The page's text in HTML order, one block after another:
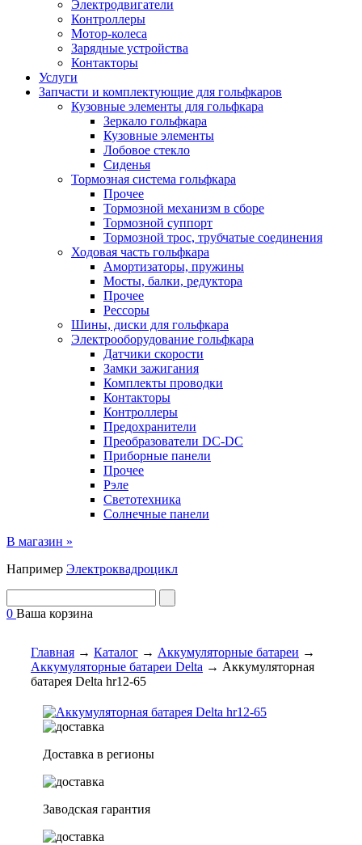
Электродвигатели
Контроллеры
Мотор-колеса
Зарядные устройства
Контакторы
Услуги
Запчасти и комплектующие для гольфкаров
Кузовные элементы для гольфкара
Зеркало гольфкара
Кузовные элементы
Лобовое стекло
Сиденья
Тормозная система гольфкара
Прочее
Тормозной механизм в сборе
Тормозной суппорт
Тормозной трос, трубчатые соединения
Ходовая часть гольфкара
Амортизаторы, пружины
Мосты, балки, редуктора
Прочее
Рессоры
Шины, диски для гольфкара
Электрооборудование гольфкара
Датчики скорости
Замки зажигания
Комплекты проводки
Контакторы
Контроллеры
Предохранители
Преобразователи DC-DC
Приборные панели
Прочее
Рэле
Светотехника
Солнечные панели
В магазин »
Например Электроквадроцикл
0 Ваша корзина
Главная → Каталог → Аккумуляторные батареи →
Аккумуляторные батареи Delta → Аккумуляторная
батарея Delta hr12-65
Доставка в регионы
Заводская гарантия